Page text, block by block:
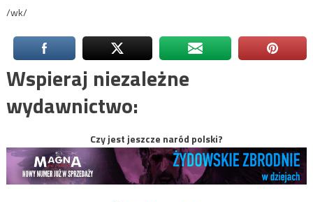
/wk/
Wspieraj niezależne
wydawnictwo:
Czy jest jeszcze naród polski?